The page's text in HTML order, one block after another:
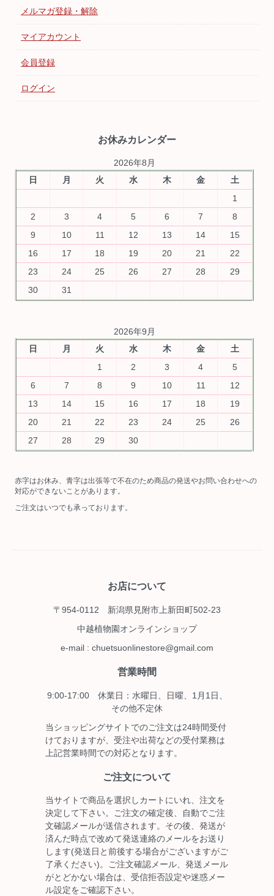
メルマガ登録・解除
マイアカウント
会員登録
ログイン
お休みカレンダー
2026年8月
日
月 火 水 木 金
土
1
2
3 4 5 6 7
8
9
10 11 12 13 14
15
16
17 18 19 20 21
22
23
24 25 26 27 28
29
30
31
2026年9月
日
月 火 水 木 金
土
1
2 3 4
5
6
7 8 9 10 11
12
13
14 15 16 17 18
19
20
21 22 23 24 25
26
27
28 29 30
赤字はお休み、青字は出張等で不在のため商品の発送やお問い合わせへの
対応ができないことがあります。
ご注文はいつでも承っております。
お店について
〒954-0112 新潟県見附市上新田町502-23
中越植物園オンラインショップ
e-mail : chuetsuonlinestore@gmail.com
営業時間
9:00-17:00 休業日：水曜日、日曜、1月1日、
その他不定休
当ショッピングサイトでのご注文は24時間受付
けておりますが、受注や出荷などの受付業務は
上記営業時間での対応となります。
ご注文について
当サイトで商品を選択しカートにいれ、注文を
決定して下さい。ご注文の確定後、自動でご注
文確認メールが送信されます。その後、発送が
済んだ時点で改めて発送連絡のメールをお送り
します(発送日と前後する場合がございますがご
了承ください)。ご注文確認メール、発送メール
がとどかない場合は、受信拒否設定や迷惑メー
ル設定をご確認下さい。